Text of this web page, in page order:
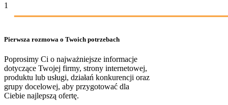
1
Pierwsza rozmowa o Twoich potrzebach
Poprosimy Ci o najważniejsze informacje
dotyczące Twojej firmy, strony internetowej,
produktu lub usługi, działań konkurencji oraz
grupy docelowej, aby przygotować dla
Ciebie najlepszą ofertę.